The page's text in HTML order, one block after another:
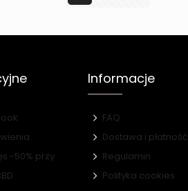
-50% przy
Informacje
FAQ
Dostawa i płatność
Regulamin
Polityka cookies